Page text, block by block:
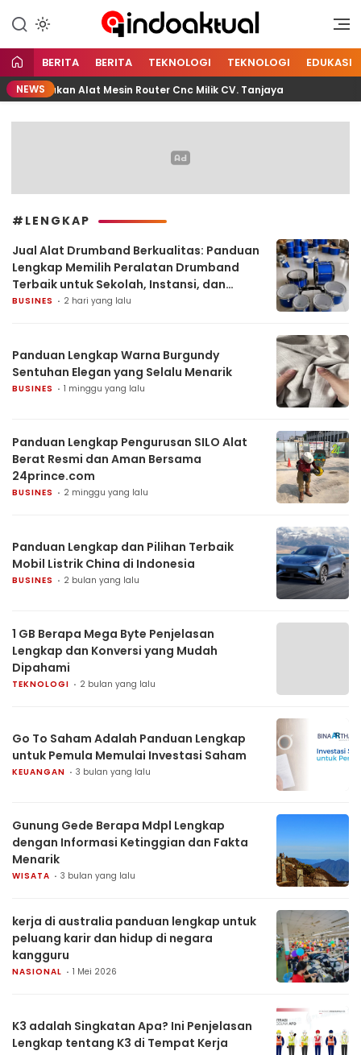
Indoaktual
Indonesia Aktual
BERITA BERITA TEKNOLOGI TEKNOLOGI EDUKASI
NEWS Alat Mesin Router Cnc Milik CV. Tanjaya
#LENGKAP
Jual Alat Drumband Berkualitas: Panduan
Lengkap Memilih Peralatan Drumband
Terbaik untuk Sekolah, Instansi, dan
Komunitas
BUSINES 2 hari yang lalu
Panduan Lengkap Warna Burgundy
Sentuhan Elegan yang Selalu Menarik
BUSINES 1 minggu yang lalu
Panduan Lengkap Pengurusan SILO Alat
Berat Resmi dan Aman Bersama
24prince.com
BUSINES 2 minggu yang lalu
Panduan Lengkap dan Pilihan Terbaik
Mobil Listrik China di Indonesia
BUSINES 2 bulan yang lalu
1 GB Berapa Mega Byte Penjelasan
Lengkap dan Konversi yang Mudah
Dipahami
TEKNOLOGI 2 bulan yang lalu
Go To Saham Adalah Panduan Lengkap
untuk Pemula Memulai Investasi Saham
KEUANGAN 3 bulan yang lalu
Gunung Gede Berapa Mdpl Lengkap
dengan Informasi Ketinggian dan Fakta
Menarik
WISATA 3 bulan yang lalu
kerja di australia panduan lengkap untuk
peluang karir dan hidup di negara
kangguru
NASIONAL 1 Mei 2026
K3 adalah Singkatan Apa? Ini Penjelasan
Lengkap tentang K3 di Tempat Kerja